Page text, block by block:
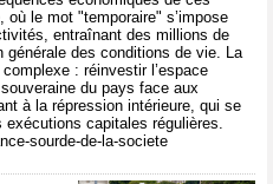
le mot "temporaire" s’impose
entraînant des millions de
générale des conditions de vie. La
: réinvestir l’espace
du pays face aux
à la répression intérieure, qui se
capitales régulières.
sourde-de-la-societe